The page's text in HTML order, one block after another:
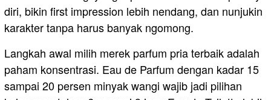
diri, bikin first impression lebih nendang, dan nunjukin
karakter tanpa harus banyak ngomong.
Langkah awal milih merek parfum pria terbaik adalah
paham konsentrasi. Eau de Parfum dengan kadar 15
sampai 20 persen minyak wangi wajib jadi pilihan